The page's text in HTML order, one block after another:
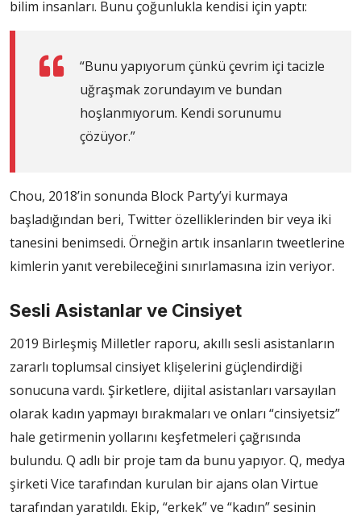
bilim insanları. Bunu çoğunlukla kendisi için yaptı:
“Bunu yapıyorum çünkü çevrim içi tacizle
uğraşmak zorundayım ve bundan
hoşlanmıyorum. Kendi sorunumu
çözüyor.”
Chou, 2018’in sonunda Block Party’yi kurmaya
başladığından beri, Twitter özelliklerinden bir veya iki
tanesini benimsedi. Örneğin artık insanların tweetlerine
kimlerin yanıt verebileceğini sınırlamasına izin veriyor.
Sesli Asistanlar ve Cinsiyet
2019 Birleşmiş Milletler raporu, akıllı sesli asistanların
zararlı toplumsal cinsiyet klişelerini güçlendirdiği
sonucuna vardı. Şirketlere, dijital asistanları varsayılan
olarak kadın yapmayı bırakmaları ve onları “cinsiyetsiz”
hale getirmenin yollarını keşfetmeleri çağrısında
bulundu. Q adlı bir proje tam da bunu yapıyor. Q, medya
şirketi Vice tarafından kurulan bir ajans olan Virtue
tarafından yaratıldı. Ekip, “erkek” ve “kadın” sesinin